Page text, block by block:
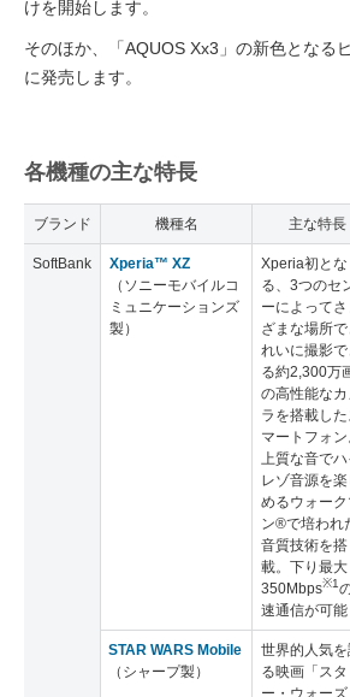
けを開始します。
そのほか、「AQUOS Xx3」の新色となる
に発売します。
各機種の主な特長
ブランド 機種名 主な特長
SoftBank
Xperia™ XZ
（ソニーモバイルコ
ミュニケーションズ
製）
Xperia初とな
る、3つのセ
ーによってさ
ざまな場所で
れいに撮影で
る約2,300万
の高性能なカ
ラを搭載した
マートフォン
上質な音でハ
レゾ音源を楽
めるウォーク
ン®で培われ
音質技術を搭
載。下り最大
350Mbps※1
速通信が可能
STAR WARS Mobile
（シャープ製）
世界的人気
る映画「スタ
ー・ウォーズ